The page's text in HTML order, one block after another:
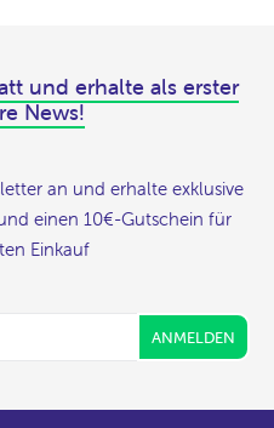
und erhalte als erster
News!
an und erhalte exklusive
einen 10€-Gutschein für
Einkauf
ANMELDEN